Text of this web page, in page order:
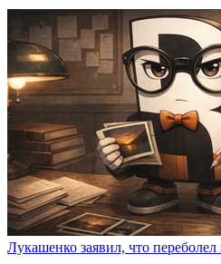
Лукашенко заявил, что